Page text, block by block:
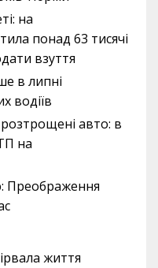
на
понад 63 тисячі
взуття
в липні
водіїв
авто: в
на
Преображення
життя